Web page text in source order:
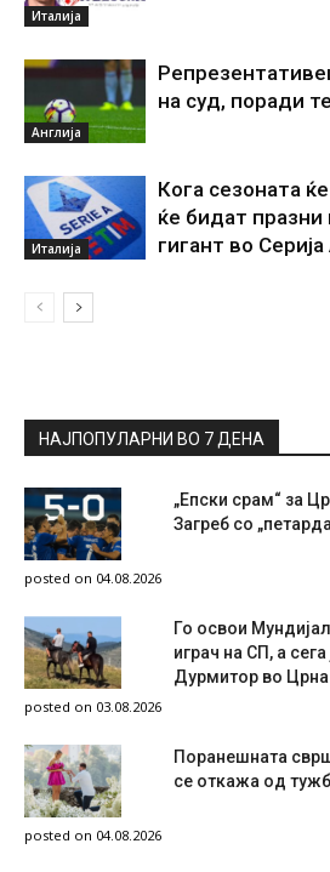
Италија
Англија
на суд, поради
Италија
Кога сезоната
ќе бидат празни
гигант во Серија
НАЈПОПУЛАРНИ ВО 7 ДЕНА
„Епски срам“ за
Загреб со
posted on 04.08.2026
Го освои
играч на СП, а
Дурмитор во Црна
posted on 03.08.2026
Поранешната
се откажа од
posted on 04.08.2026